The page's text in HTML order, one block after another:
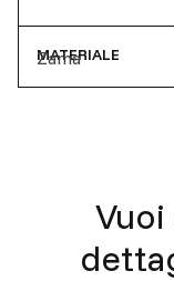
MATERIALE
Zama